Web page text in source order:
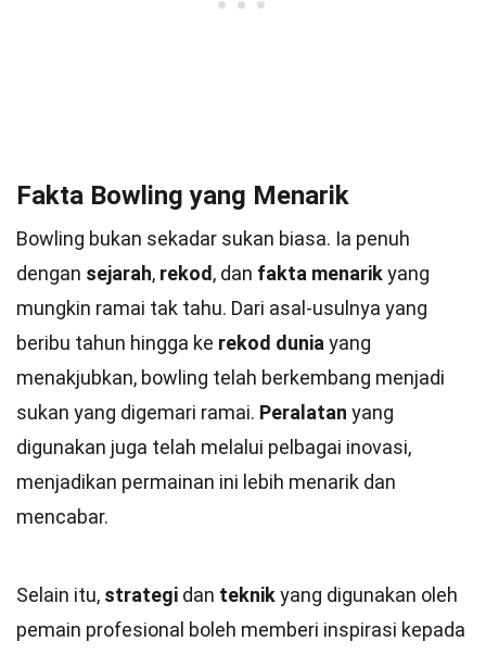
Fakta Bowling yang Menarik
Bowling bukan sekadar sukan biasa. Ia penuh
dengan sejarah, rekod , dan fakta menarikyang
mungkin ramai tak tahu. Dari asal-usulnya yang
beribu tahun hingga ke rekod dunia yang
menakjubkan, bowling telah berkembang menjadi
sukan yang digemari ramai. Peralatan yang
digunakan juga telah melalui pelbagai inovasi,
menjadikan permainan ini lebih menarik dan
mencabar.
Selain itu, strategi dan teknikyang digunakan oleh
pemain profesional boleh memberi inspirasi kepada